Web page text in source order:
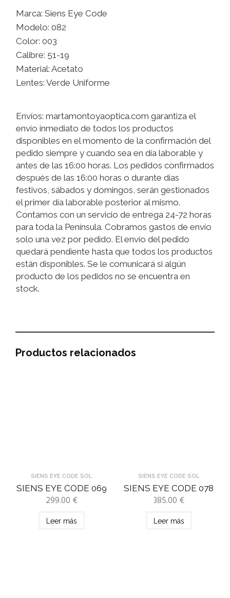
Marca: Siens Eye Code
Modelo: 082
Color: 003
Calibre: 51-19
Material: Acetato
Lentes: Verde Uniforme
Envíos: martamontoyaoptica.com garantiza el
envío inmediato de todos los productos
disponibles en el momento de la confirmación del
pedido siempre y cuando sea en día laborable y
antes de las 16:00 horas. Los pedidos confirmados
después de las 16:00 horas o durante días
festivos, sábados y domingos, serán gestionados
el primer día laborable posterior al mismo.
Contamos con un servicio de entrega 24-72 horas
para toda la Península. Cobramos gastos de envío
solo una vez por pedido. El envío del pedido
quedará pendiente hasta que todos los productos
están disponibles. Se le comunicará si algún
producto de los pedidos no se encuentra en
stock.
Productos relacionados
SIENS EYE CODE SOL
SIENS EYE CODE 069
299.00 €
Leer más
SIENS EYE CODE SOL
SIENS EYE CODE 078
385.00 €
Leer más